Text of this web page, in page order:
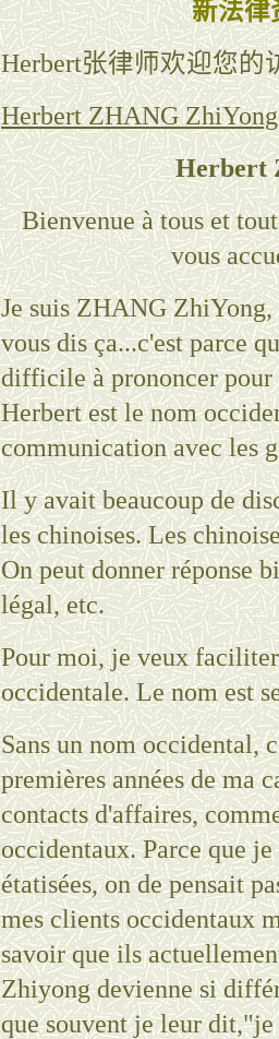
新法律
Herbert张律师欢迎您的
Herbert ZHANG
Herbert
Bienvenue à tous et
vous
Je suis ZHANG ZhiYong,
vous dis ça...c'est parce
difficile à prononcer pour
Herbert est le nom
communication avec les
Il y avait beaucoup de
les chinoises. Les
On peut donner réponse
légal, etc.
Pour moi, je veux
occidentale. Le nom est
Sans un nom occidental,
premières années de ma
contacts d'affaires,
occidentaux. Parce que
étatisées, on de pensait
mes clients occidentaux
savoir que ils
Zhiyong devienne si
que souvent je leur dit,"je